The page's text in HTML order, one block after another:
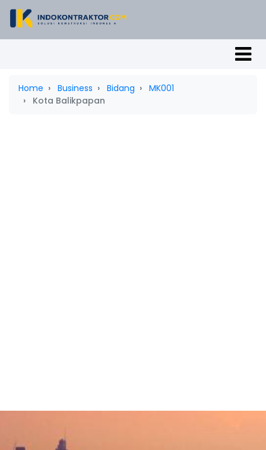
Home Business Bidang
MK001
Kota Balikpapan